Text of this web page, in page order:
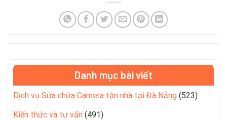
Danh mục bài viết
Dịch vụ Sửa chữa Camera tận nhà tại Đà Nẵng (523)
Kiến thức và tư vấn (491)